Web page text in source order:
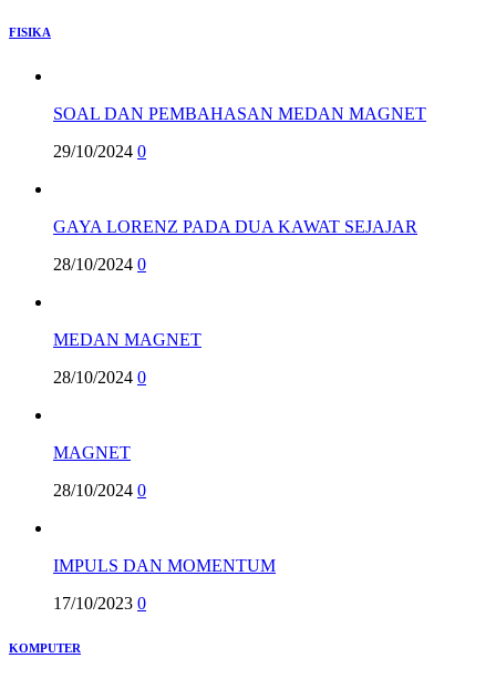
FISIKA
SOAL DAN PEMBAHASAN MEDAN MAGNET
29/10/2024 0
GAYA LORENZ PADA DUA KAWAT SEJAJAR
28/10/2024 0
MEDAN MAGNET
28/10/2024 0
MAGNET
28/10/2024 0
IMPULS DAN MOMENTUM
17/10/2023 0
KOMPUTER